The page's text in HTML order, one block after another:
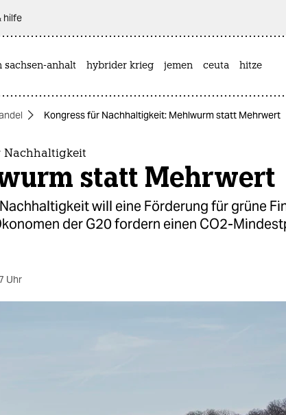
hilfe
sachsen-anhalt hybrider krieg jemen ceuta hitze
Kongress für Nachhaltigkeit: Mehlwurm statt Mehrwert
Nachhaltigkeit
statt Mehrwert
will eine Förderung für grüne
der G20 fordern einen CO2-
Uhr